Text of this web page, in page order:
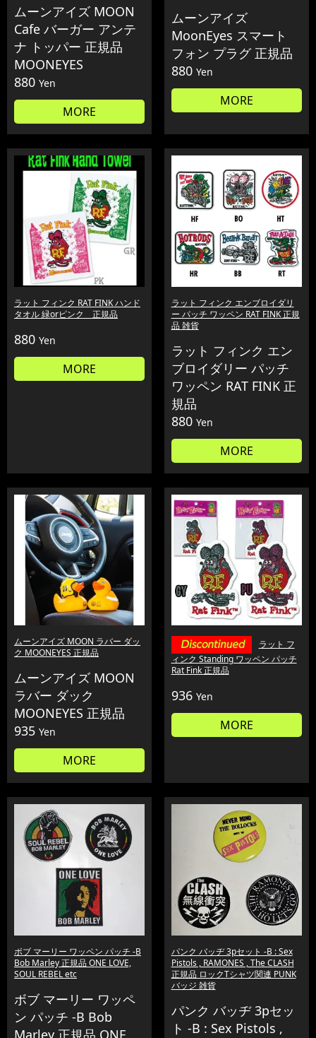
ムーンアイズ MOON
Cafe バーガー アンテ
ナ トッパー 正規品
MOONEYES
880 Yen
MORE
ムーンアイズ
MoonEyes スマート
フォン プラグ 正規品
880 Yen
MORE
ラット フィンク RAT FINK ハンド
タオル 緑orピンク 正規品
880 Yen
MORE
ラット フィンク エンブロイダリ
ー パッチ ワッペン RAT FINK 正規
品 雑貨
ラット フィンク エン
ブロイダリー パッチ
ワッペン RAT FINK 正
規品
880 Yen
MORE
ムーンアイズ MOON ラバー ダッ
ク MOONEYES 正規品
ムーンアイズ MOON
ラバー ダック
MOONEYES 正規品
935 Yen
MORE
ラット フ
ィンク Standing ワッペン パッチ
Rat Fink 正規品
936 Yen
MORE
ボブ マーリー ワッペン パッチ -B
Bob Marley 正規品 ONE LOVE,
SOUL REBEL etc
ボブ マーリー ワッペ
ン パッチ -B Bob
Marley 正規品 ONE
パンク バッヂ 3pセット -B : Sex
Pistols , RAMONES , The CLASH
正規品 ロックTシャツ関連 PUNK
バッジ 雑貨
パンク バッヂ 3pセッ
ト -B : Sex Pistols ,